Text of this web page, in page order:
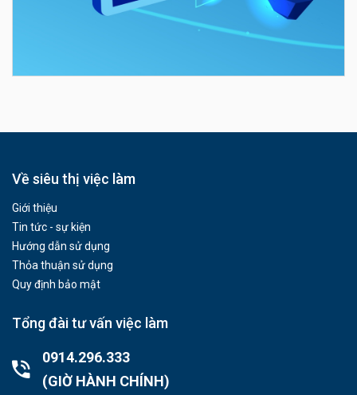
Về siêu thị việc làm
Giới thiệu
Tin tức - sự kiện
Hướng dẫn sử dụng
Thỏa thuận sử dụng
Quy định bảo mật
Tổng đài tư vấn việc làm
0914.296.333
(GIỜ HÀNH CHÍNH)